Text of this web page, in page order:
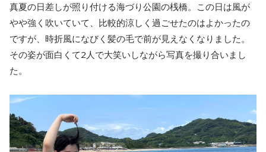
真夏の日差しが照り付ける海づり公園の桟橋。この日は風が
やや強く吹いていて、比較的涼しく過ごせたのはよかったの
ですが、時折風になびく髪の毛で前が見えなくなりました。
その姿が面白くて2人で大笑いしながら写真を撮り合いまし
た。